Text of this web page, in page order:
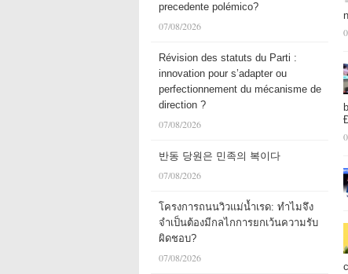
precedente polémico?
07/08/2026
Révision des statuts du Parti :
innovation pour s’adapter ou
perfectionnement du mécanisme de
direction ?
07/08/2026
반동 당원은 민족의 복이다
07/08/2026
โครงการถนนวิวแม่น้ำเรด: ทำไมจึง
จำเป็นต้องมีกลไกการยกเว้นความรับ
ผิดชอบ?
07/08/2026